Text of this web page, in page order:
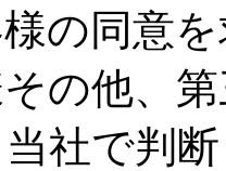
様の同意
その他、
社で判